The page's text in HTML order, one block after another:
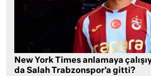
New York Times anlamaya
da Salah Trabzonspor’a gitti?